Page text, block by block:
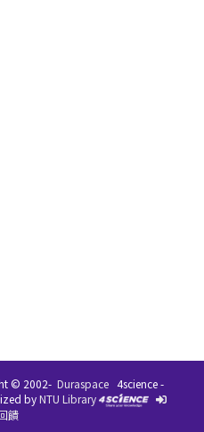
© 2002- Duraspace 4science -
byNTU Library
饋